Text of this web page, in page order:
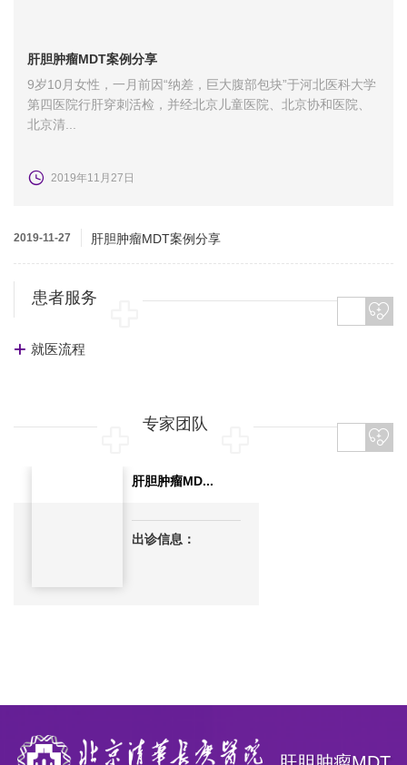
肝胆肿瘤MDT案例分享
9岁10月女性，一月前因“纳差，巨大腹部包块”于河北医科大学
第四医院行肝穿刺活检，并经北京儿童医院、北京协和医院、
北京清...
2019年11月27日
2019-11-27 肝胆肿瘤MDT案例分享
患者服务
就医流程
专家团队
肝胆肿瘤MD...
出诊信息：